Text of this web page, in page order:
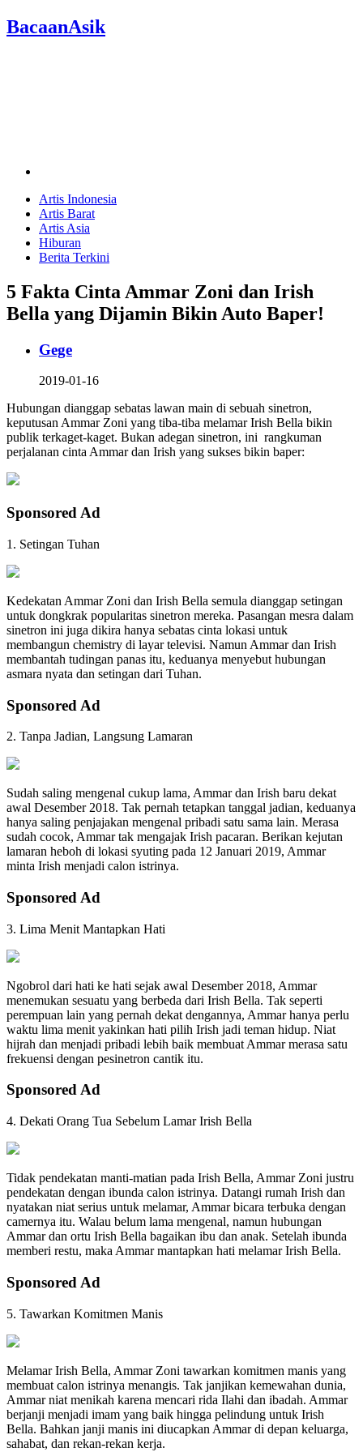
BacaanAsik
Artis Indonesia
Artis Barat
Artis Asia
Hiburan
Berita Terkini
5 Fakta Cinta Ammar Zoni dan Irish
Bella yang Dijamin Bikin Auto Baper!
Gege
2019-01-16
Hubungan dianggap sebatas lawan main di sebuah sinetron,
keputusan Ammar Zoni yang tiba-tiba melamar Irish Bella bikin
publik terkaget-kaget. Bukan adegan sinetron, ini rangkuman
perjalanan cinta Ammar dan Irish yang sukses bikin baper:
Sponsored Ad
1. Setingan Tuhan
Kedekatan Ammar Zoni dan Irish Bella semula dianggap setingan
untuk dongkrak popularitas sinetron mereka. Pasangan mesra dalam
sinetron ini juga dikira hanya sebatas cinta lokasi untuk
membangun chemistry di layar televisi. Namun Ammar dan Irish
membantah tudingan panas itu, keduanya menyebut hubungan
asmara nyata dan setingan dari Tuhan.
Sponsored Ad
2. Tanpa Jadian, Langsung Lamaran
Sudah saling mengenal cukup lama, Ammar dan Irish baru dekat
awal Desember 2018. Tak pernah tetapkan tanggal jadian, keduanya
hanya saling penjajakan mengenal pribadi satu sama lain. Merasa
sudah cocok, Ammar tak mengajak Irish pacaran. Berikan kejutan
lamaran heboh di lokasi syuting pada 12 Januari 2019, Ammar
minta Irish menjadi calon istrinya.
Sponsored Ad
3. Lima Menit Mantapkan Hati
Ngobrol dari hati ke hati sejak awal Desember 2018, Ammar
menemukan sesuatu yang berbeda dari Irish Bella. Tak seperti
perempuan lain yang pernah dekat dengannya, Ammar hanya perlu
waktu lima menit yakinkan hati pilih Irish jadi teman hidup. Niat
hijrah dan menjadi pribadi lebih baik membuat Ammar merasa satu
frekuensi dengan pesinetron cantik itu.
Sponsored Ad
4. Dekati Orang Tua Sebelum Lamar Irish Bella
Tidak pendekatan manti-matian pada Irish Bella, Ammar Zoni justru
pendekatan dengan ibunda calon istrinya. Datangi rumah Irish dan
nyatakan niat serius untuk melamar, Ammar bicara terbuka dengan
camernya itu. Walau belum lama mengenal, namun hubungan
Ammar dan ortu Irish Bella bagaikan ibu dan anak. Setelah ibunda
memberi restu, maka Ammar mantapkan hati melamar Irish Bella.
Sponsored Ad
5. Tawarkan Komitmen Manis
Melamar Irish Bella, Ammar Zoni tawarkan komitmen manis yang
membuat calon istrinya menangis. Tak janjikan kemewahan dunia,
Ammar niat menikah karena mencari rida Ilahi dan ibadah. Ammar
berjanji menjadi imam yang baik hingga pelindung untuk Irish
Bella. Bahkan janji manis ini diucapkan Ammar di depan keluarga,
sahabat, dan rekan-rekan kerja.